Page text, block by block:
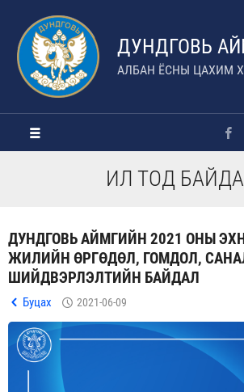
ДУНДГОВЬ
АЛБАН ЁСНЫ ЦАХИМ
ИЛ ТОД
ДУНДГОВЬ АЙМГИЙН 2021 ОНЫ
ЖИЛИЙН ӨРГӨДӨЛ, ГОМДОЛ,
ШИЙДВЭРЛЭЛТИЙН БАЙДАЛ
Буцах 2021-06-09